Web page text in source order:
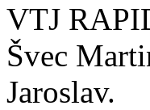
VTJ
Švec
Jaroslav.